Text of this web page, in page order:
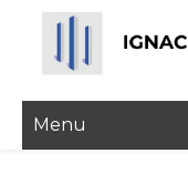
content
Menu